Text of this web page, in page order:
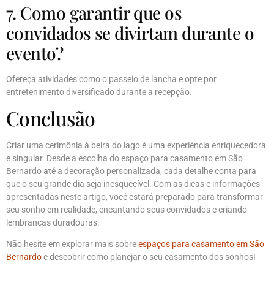
7. Como garantir que os
convidados se divirtam durante o
evento?
Ofereça atividades como o passeio de lancha e opte por
entretenimento diversificado durante a recepção.
Conclusão
Criar uma cerimônia à beira do lago é uma experiência enriquecedora
e singular. Desde a escolha do espaço para casamento em São
Bernardo até a decoração personalizada, cada detalhe conta para
que o seu grande dia seja inesquecível. Com as dicas e informações
apresentadas neste artigo, você estará preparado para transformar
seu sonho em realidade, encantando seus convidados e criando
lembranças duradouras.
Não hesite em explorar mais sobreespaços para casamento em São
Bernardoe descobrir como planejar o seu casamento dos sonhos!